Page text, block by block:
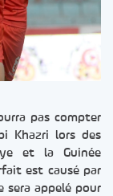
pas compter
Khazri lors des
et la Guinée
est causé par
sera appelé pour